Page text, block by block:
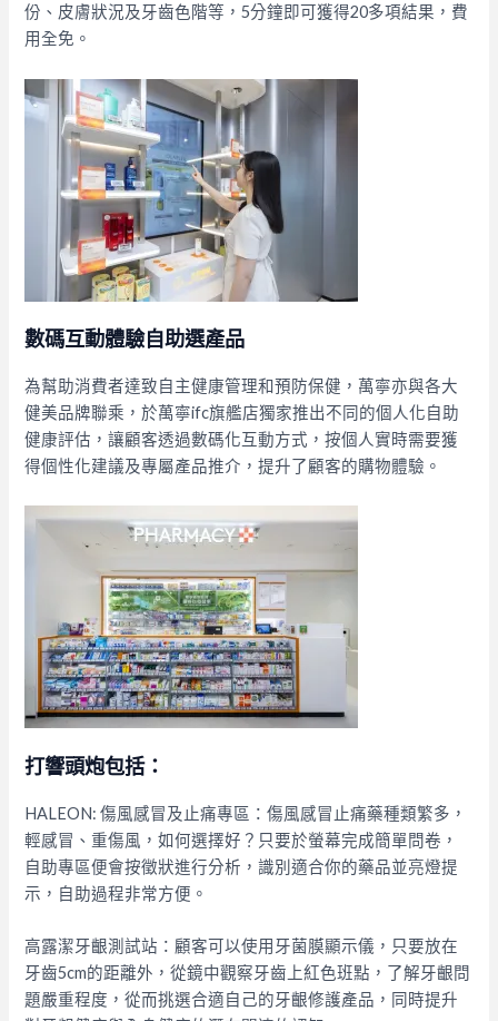
份、皮膚狀況及牙齒色階等，5分鐘即可獲得20多項結果，費
用全免。
數碼互動體驗自助選產品
為幫助消費者達致自主健康管理和預防保健，萬寧亦與各大
健美品牌聯乘，於萬寧ifc旗艦店獨家推出不同的個人化自助
健康評估，讓顧客透過數碼化互動方式，按個人實時需要獲
得個性化建議及專屬產品推介，提升了顧客的購物體驗。
打響頭炮包括：
HALEON: 傷風感冒及止痛專區：傷風感冒止痛藥種類繁多，
輕感冒、重傷風，如何選擇好？只要於螢幕完成簡單問卷，
自助專區便會按徵狀進行分析，識別適合你的藥品並亮燈提
示，自助過程非常方便。
高露潔牙齦測試站： 顧客可以使用牙菌膜顯示儀，只要放在
牙齒5cm的距離外，從鏡中觀察牙齒上紅色班點，了解牙齦問
題嚴重程度，從而挑選合適自己的牙齦修護產品，同時提升